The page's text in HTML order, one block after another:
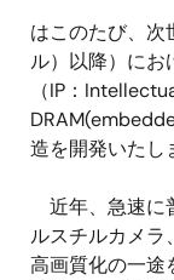
はこのたび、次
ル）以降）にお
（IP：
造を開発いたし
近年、急速に
ルスチルカメラ
高画質化の一途